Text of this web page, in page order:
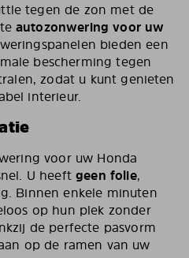
tegen de zon met de
autozonwering voor uw
bieden een
bescherming tegen
zodat u kunt genieten
interieur.
voor uw Honda
U heeftgeen folie,
Binnen enkele minuten
op hun plek zonder
de perfecte pasvorm
op de ramen van uw